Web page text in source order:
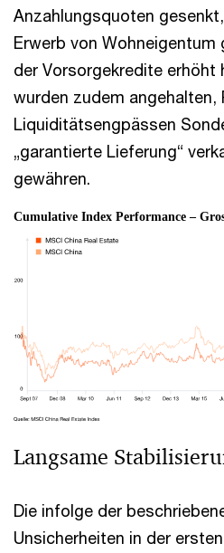
Anzahlungsquoten
Erwerb von Wohneigentum
der Vorsorgekredite erhöht
wurden zudem
Liquiditätsengpässen
„garantierte Lieferung“
gewähren.
Langsame
Die infolge der
Unsicherheiten in der